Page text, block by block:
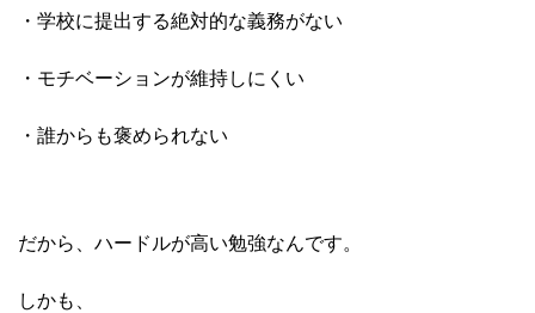
・学校に提出する絶対的な義務がない
・モチベーションが維持しにくい
・誰からも褒められない
だから、ハードルが高い勉強なんです。
しかも、